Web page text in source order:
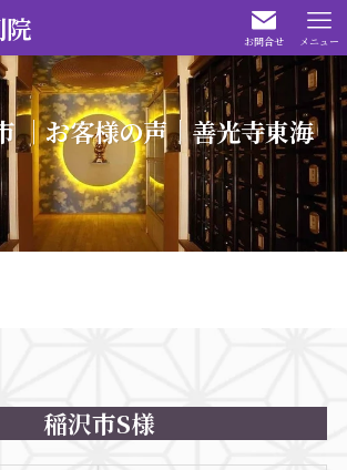
院 お問合せ メニュー
｜お客様の声｜善光寺東海
稲沢市S様